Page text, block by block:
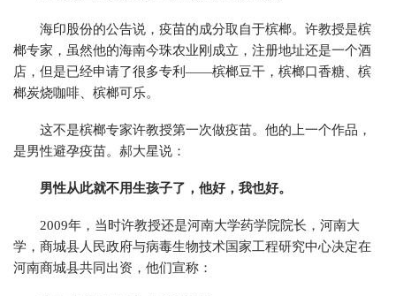
海印股份的公告说，疫苗的成分取自于槟榔。许教授是槟
榔专家，虽然他的海南今珠农业刚成立，注册地址还是一个酒
店，但是已经申请了很多专利——槟榔豆干，槟榔口香糖、槟
榔炭烧咖啡、槟榔可乐。
这不是槟榔专家许教授第一次做疫苗。他的上一个作品，
是男性避孕疫苗。郝大星说：
男性从此就不用生孩子了，他好，我也好。
2009年，当时许教授还是河南大学药学院院长，河南大
学，商城县人民政府与病毒生物技术国家工程研究中心决定在
河南商城县共同出资，他们宣称：